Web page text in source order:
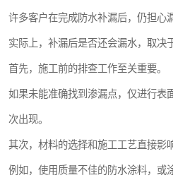
许多客户在完成防水补漏后，仍担心
实际上，补漏后是否还会漏水，取决
首先，施工前的排查工作至关重要。
如果未能准确找到渗漏点，仅进行表
次出现。
其次，材料的选择和施工工艺直接影
例如，使用质量不佳的防水涂料，或